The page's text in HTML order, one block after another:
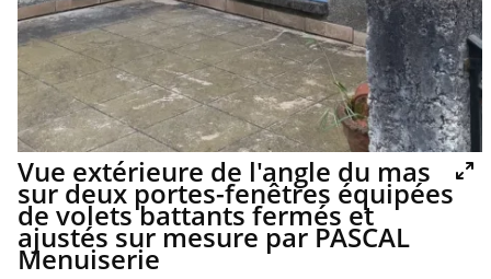
Vue extérieure de l'angle du mas
sur deux portes-fenêtres équipées
de volets battants fermés et
ajustés sur mesure par PASCAL
Menuiserie